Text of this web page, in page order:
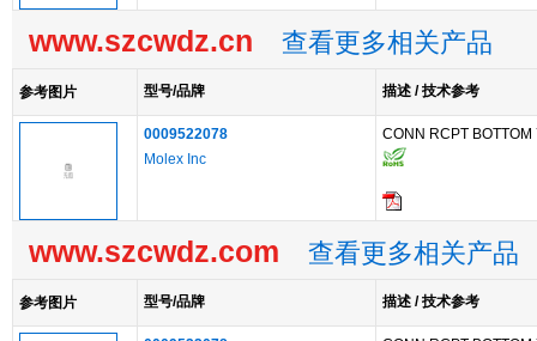
www.szcwdz.cn 查看更多相关产品
参考图片 型号/品牌 描述 / 技术参考
0009522078
Molex Inc
CONN RCPT BOTTOM
www.szcwdz.com 查看更多相关产品
参考图片 型号/品牌 描述 / 技术参考